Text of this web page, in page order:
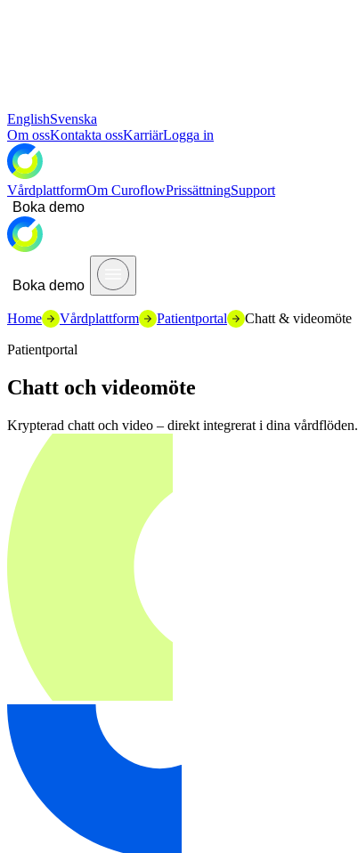
EnglishSvenska
Om ossKontakta ossKarriärLogga in
VårdplattformOm CuroflowPrissättningSupport
Boka demo
Boka demo
Home Vårdplattform Patientportal Chatt & videomöte
Patientportal
Chatt och videomöte
Krypterad chatt och video – direkt integrerat i dina vårdflöden.